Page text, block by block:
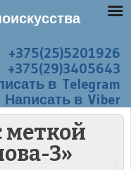
+375(25)5201926
+375(29)3405643
в Telegram
Написать в Viber
меткой
3»